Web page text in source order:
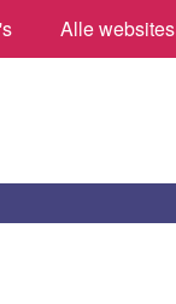
Alle websites